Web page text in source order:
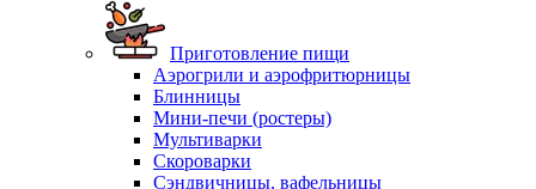
Приготовление пищи
Аэрогрили и аэрофритюрницы
Блинницы
Мини-печи (ростеры)
Мультиварки
Скороварки
Сэндвичницы, вафельницы